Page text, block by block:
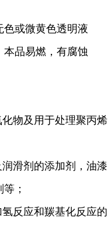
色或微黄色透明液
本品易燃，有腐蚀
物及用于处理聚丙烯
滑剂的添加剂，油漆
；
反应和羰基化反应的